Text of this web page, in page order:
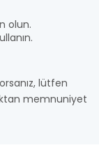
olun.
lütfen
memnuniyet